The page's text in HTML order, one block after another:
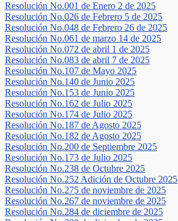
Resolución No.001 de Enero 2 de 2025
Resolución No.026 de Febrero 5 de 2025
Resolución No.048 de Febrero 26 de 2025
Resolución No.061 de marzo 14 de 2025
Resolución No.072 de abril 1 de 2025
Resolución No.083 de abril 7 de 2025
Resolución No.107 de Mayo 2025
Resolución No.140 de Junio 2025
Resolución No.153 de Junio 2025
Resolución No.162 de Julio 2025
Resolución No.174 de Julio 2025
Resolución No.187 de Agosto 2025
Resolución No.182 de Agosto 2025
Resolución No.200 de Septiembre 2025
Resolución No.173 de Julio 2025
Resolución No.238 de Octubre 2025
Resolución No.252 Adición de Octubre 2025
Resolución No.275 de noviembre de 2025
Resolución No.267 de noviembre de 2025
Resolución No.284 de diciembre de 2025